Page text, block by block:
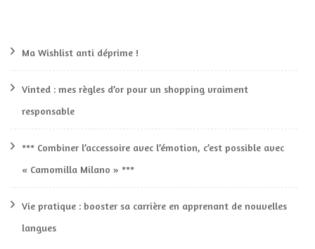
Ma Wishlist anti déprime !
Vinted : mes règles d’or pour un shopping vraiment
responsable
*** Combiner l’accessoire avec l’émotion, c’est possible avec
« Camomilla Milano » ***
Vie pratique : booster sa carrière en apprenant de nouvelles
langues